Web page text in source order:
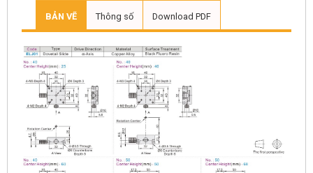
BẢN VẼ Thông số Download PDF